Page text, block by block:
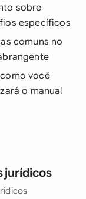
sobre
específicos
comuns no
você
o manual
jurídicos